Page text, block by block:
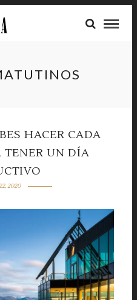
HACER CADA
UN DÍA
2020